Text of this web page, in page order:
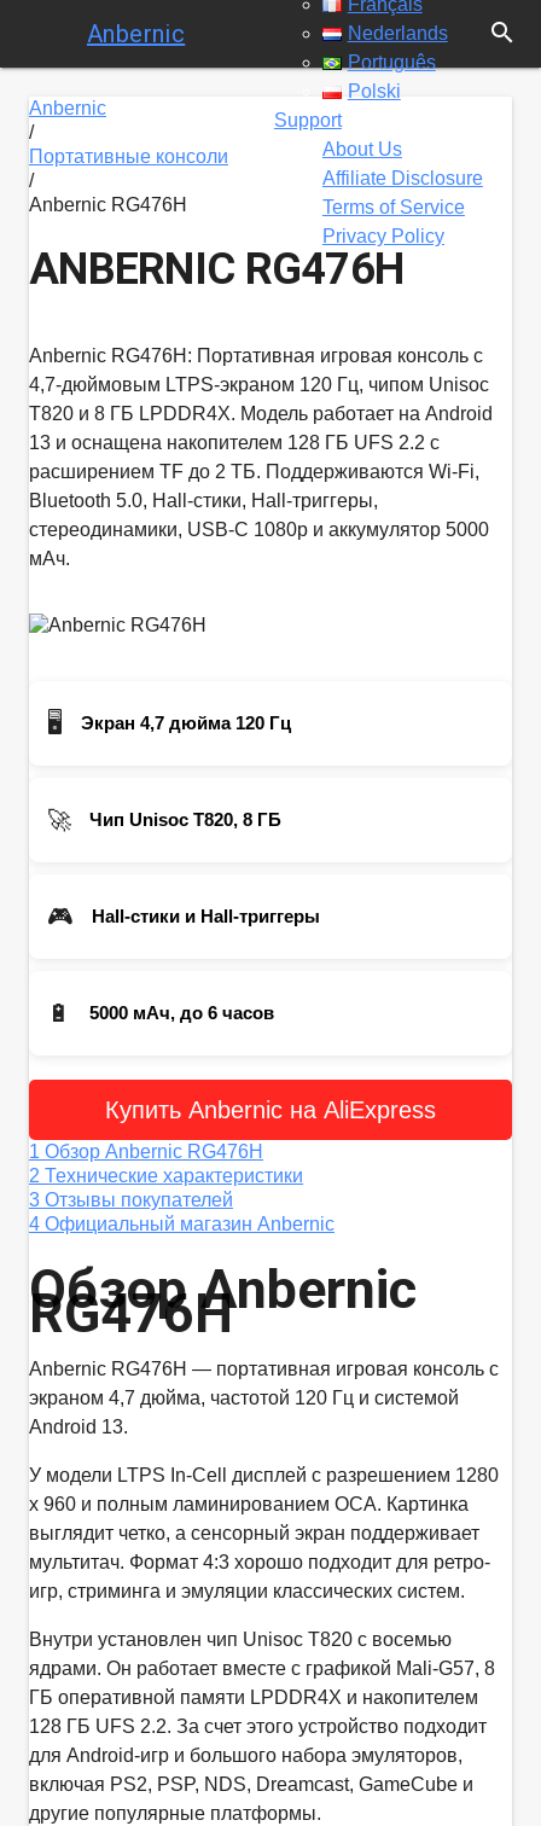
Anbernic
Français
Nederlands
Português
Polski
Support
About Us
Affiliate Disclosure
Terms of Service
Privacy Policy
search
Anbernic
/
Портативные консоли
/
Anbernic RG476H
ANBERNIC RG476H
Anbernic RG476H: Портативная игровая консоль с
4,7-дюймовым LTPS-экраном 120 Гц, чипом Unisoc
T820 и 8 ГБ LPDDR4X. Модель работает на Android
13 и оснащена накопителем 128 ГБ UFS 2.2 с
расширением TF до 2 ТБ. Поддерживаются Wi‑Fi,
Bluetooth 5.0, Hall-стики, Hall-триггеры,
стереодинамики, USB-C 1080p и аккумулятор 5000
мАч.
🖥️ Экран 4,7 дюйма 120 Гц
🚀 Чип Unisoc T820, 8 ГБ
🎮 Hall-стики и Hall-триггеры
🔋 5000 мАч, до 6 часов
Купить Anbernic на AliExpress
1 Обзор Anbernic RG476H
2 Технические характеристики
3 Отзывы покупателей
4 Официальный магазин Anbernic
Обзор Anbernic
RG476H
Anbernic RG476H — портативная игровая консоль с
экраном 4,7 дюйма, частотой 120 Гц и системой
Android 13.
У модели LTPS In-Cell дисплей с разрешением 1280
x 960 и полным ламинированием OCA. Картинка
выглядит четко, а сенсорный экран поддерживает
мультитач. Формат 4:3 хорошо подходит для ретро-
игр, стриминга и эмуляции классических систем.
Внутри установлен чип Unisoc T820 с восемью
ядрами. Он работает вместе с графикой Mali-G57, 8
ГБ оперативной памяти LPDDR4X и накопителем
128 ГБ UFS 2.2. За счет этого устройство подходит
для Android-игр и большого набора эмуляторов,
включая PS2, PSP, NDS, Dreamcast, GameCube и
другие популярные платформы.